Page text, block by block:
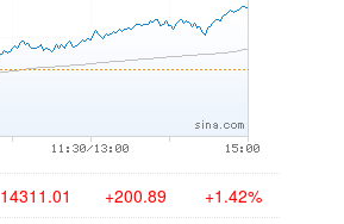
14311.01 +200.89 +1.42%